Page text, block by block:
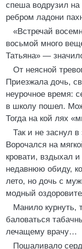
спеша водрузил на
ребром ладони
«Встречай
восьмой много
Татьяна» —
От неясной
Приезжала дочь,
неурочное время:
в школу пошел.
Тогда на кой лях
Так и не заснул
Ворочался на
кровати, вздыхал
недавнюю обиду,
лето, но дочь с
модный
Манило курнуть,
баловаться
лечащему врачу…
Пошаливало